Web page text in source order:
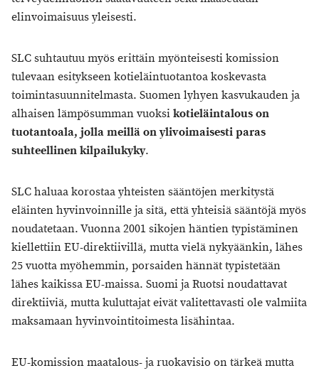
elinvoimaisuus yleisesti.
SLC suhtautuu myös erittäin myönteisesti komission
tulevaan esitykseen kotieläintuotantoa koskevasta
toimintasuunnitelmasta. Suomen lyhyen kasvukauden ja
alhaisen lämpösumman vuoksikotieläintalous on
tuotantoala, jolla meillä on ylivoimaisesti paras
suhteellinen kilpailukyky.
SLC haluaa korostaa yhteisten sääntöjen merkitystä
eläinten hyvinvoinnille ja sitä, että yhteisiä sääntöjä myös
noudatetaan. Vuonna 2001 sikojen häntien typistäminen
kiellettiin EU-direktiivillä, mutta vielä nykyäänkin, lähes
25 vuotta myöhemmin, porsaiden hännät typistetään
lähes kaikissa EU-maissa. Suomi ja Ruotsi noudattavat
direktiiviä, mutta kuluttajat eivät valitettavasti ole valmiita
maksamaan hyvinvointitoimesta lisähintaa.
EU-komission maatalous- ja ruokavisio on tärkeä mutta